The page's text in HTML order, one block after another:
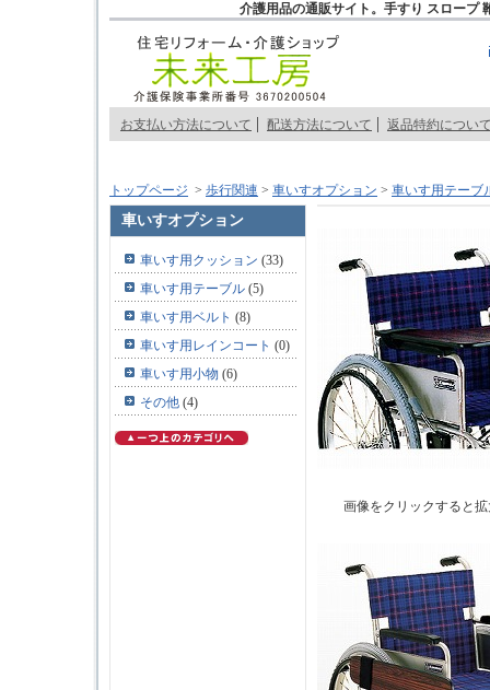
介護用品の通販サイト。手すり スロープ
お支払い方法について 配送方法について 返品特約につい
トップページ > 歩行関連 > 車いすオプション > 車いす用テーブ
車いすオプション
車いす用クッション (33)
車いす用テーブル (5)
車いす用ベルト (8)
車いす用レインコート (0)
車いす用小物 (6)
その他 (4)
画像をクリックすると